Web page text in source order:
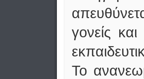
γονείς
Το